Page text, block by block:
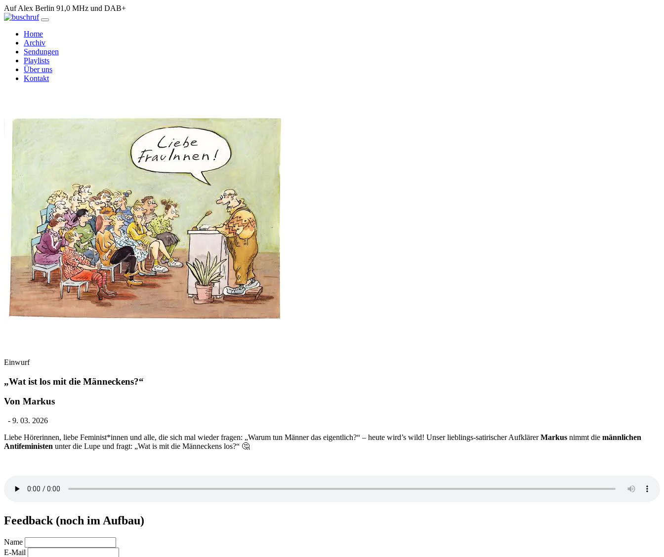
Auf Alex Berlin 91,0 MHz und DAB+
Home
Archiv
Sendungen
Playlists
Über uns
Kontakt
Einwurf
„Wat ist los mit die Männeckens?“
Von Markus
- 9. 03. 2026
Liebe Hörerinnen, liebe Feminist*innen und alle, die sich mal wieder fragen: „Warum tun Männer das eigentlich?“ – heute wird’s wild! Unser lieblings-satirischer AufklärerMarkus nimmt die männlichen
Antifeministen unter die Lupe und fragt: „Wat is mit die Männeckens los?“ 🤔
Feedback (noch im Aufbau)
Name
E-Mail